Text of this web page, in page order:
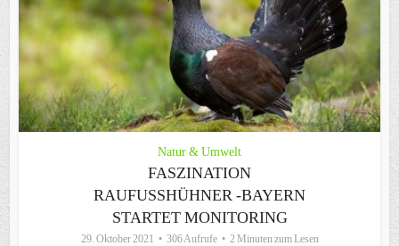
Natur & Umwelt
FASZINATION
RAUFUSSHÜHNER -BAYERN S
TARTET MONITORING
29. Oktober 2021 306 Aufrufe 2 Minuten zum Lesen